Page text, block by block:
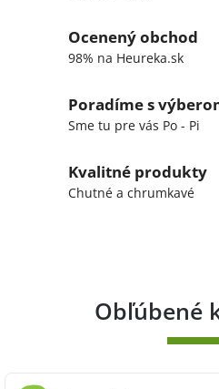
Ocenený obchod
98% na Heureka.sk
Poradíme s
Sme tu pre vás Po - Pi
Kvalitné produkty
Chutné a chrumkavé
Obľúbené